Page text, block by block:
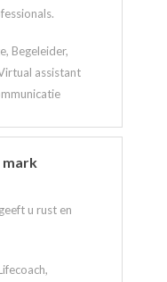
Begeleider,
assistant
mark
u rust en